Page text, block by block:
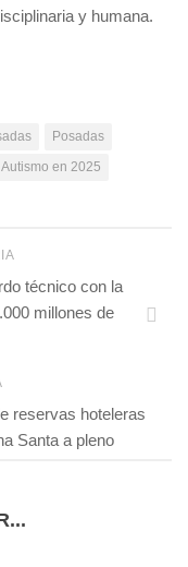
y humana.
Posadas
en 2025
técnico con la
millones de
reservas hoteleras
Santa a pleno